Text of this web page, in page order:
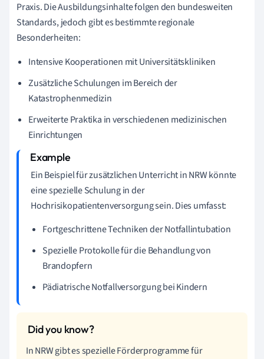
Praxis. Die Ausbildungsinhalte folgen den bundesweiten
Standards, jedoch gibt es bestimmte regionale
Besonderheiten:
Intensive Kooperationen mit Universitätskliniken
Zusätzliche Schulungen im Bereich der
Katastrophenmedizin
Erweiterte Praktika in verschiedenen medizinischen
Einrichtungen
Ein Beispiel für zusätzlichen Unterricht in NRW könnte
eine spezielle Schulung in der
Hochrisikopatientenversorgung sein. Dies umfasst:
Fortgeschrittene Techniken der Notfallintubation
Spezielle Protokolle für die Behandlung von
Brandopfern
Pädiatrische Notfallversorgung bei Kindern
In NRW gibt es spezielle Förderprogramme für